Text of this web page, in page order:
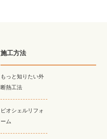
施工方法
もっと知りたい外
断熱工法
ビオシェルリフォ
ーム